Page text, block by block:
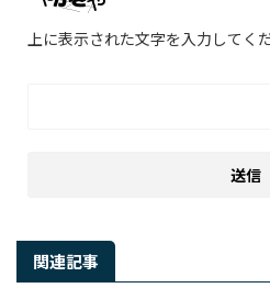
上に表示された文字を入力してくだ
関連記事